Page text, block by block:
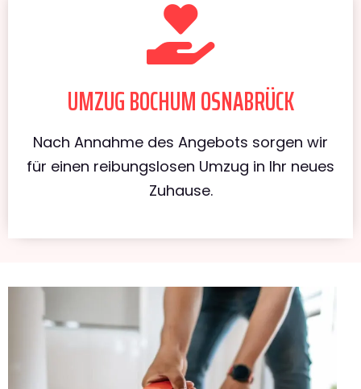
UMZUG BOCHUM OSNABRÜCK
Nach Annahme des Angebots sorgen wir
für einen reibungslosen Umzug in Ihr neues
Zuhause.